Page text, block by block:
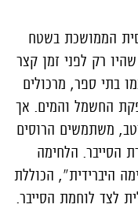
הממושכת בשטח
רק לפני זמן קצר
בתי ספר, מרכולים
החשמל והמים. אך
משתמשים הרוסים
הסייבר. הלחימה
היברידית", הכוללת
לצד לוחמת הסייבר.